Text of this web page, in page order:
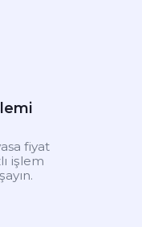
fiyat
işlem